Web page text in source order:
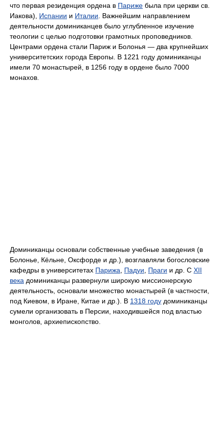
что первая резиденция ордена в Париже была при церкви св.
Иакова), Испании и Италии . Важнейшим направлением
деятельности доминиканцев было углубленное изучение
теологии с целью подготовки грамотных проповедников.
Центрами ордена стали Париж и Болонья — два крупнейших
университетских города Европы. В 1221 году доминиканцы
имели 70 монастырей, в 1256 году в ордене было 7000
монахов.
Доминиканцы основали собственные учебные заведения (в
Болонье, Кёльне, Оксфорде и др.), возглавляли богословские
кафедры в университетах Парижа Падуи Праги и др. С XII
века доминиканцы развернули широкую миссионерскую
деятельность, основали множество монастырей (в частности,
под Киевом, в Иране, Китае и др.). В 1318 году доминиканцы
сумели организовать в Персии, находившейся под властью
монголов, архиепископство.